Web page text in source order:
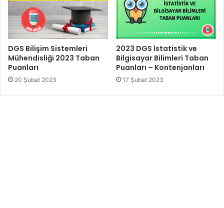
DGS Bilişim Sistemleri
Mühendisliği 2023 Taban
Puanları
20 Şubat 2023
2023 DGS İstatistik ve
Bilgisayar Bilimleri Taban
Puanları – Kontenjanları
17 Şubat 2023